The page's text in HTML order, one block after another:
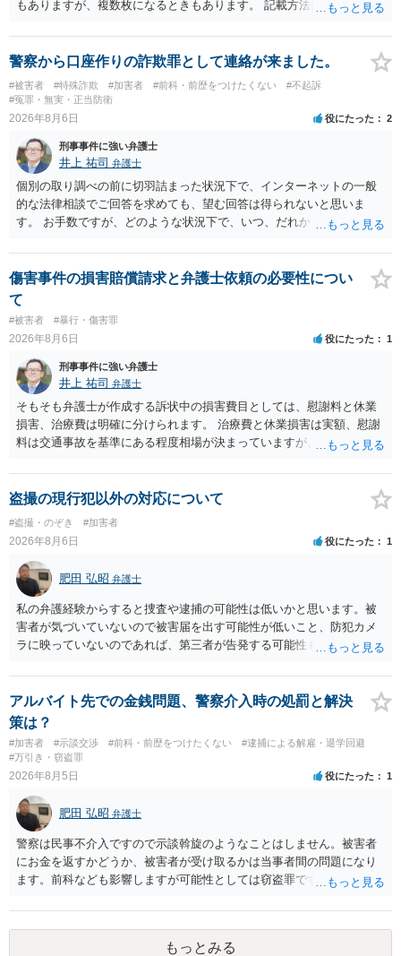
もありますが、複数枚になるときもあります。 記載方法については、
います。 したがいまして、いずれも良いかと考えます。
警察から口座作りの詐欺罪として連絡が来ました。
#被害者 #特殊詐欺 #加害者 #前科・前歴をつけたくない
#不起訴
#冤罪・無実・正当防衛
2026年8月6日 役にたった 2
刑事事件に強い弁護士
井上 祐司 弁護士
個別の取り調べの前に切羽詰まった状況下で、インターネットの一般
的な法律相談でご回答を求めても、望む回答は得られないと思いま
す。 お手数ですが、どのような状況下で、いつ、だれからどのような
の程度だと聞いているのかということについて、お近くで詳細な法律
相談を受けられたうえで対処方法を探された方がよいと思われます。
一般論でいえば、任意取り調べの場合、ＩＣレコーダーを持参して取
り調べ内容を録音することは必須だと考えます。
傷害事件の損害賠償請求と弁護士依頼の必要性につい
て
#被害者 #暴行・傷害罪
2026年8月6日 役にたった 1
刑事事件に強い弁護士
井上 祐司 弁護士
そもそも弁護士が作成する訴状中の損害費目としては、慰謝料と休業
損害、治療費は明確に分けられます。 治療費と休業損害は実額、慰謝
料は交通事故を基準にある程度相場が決まっていますが、全治１０日
ます。 そうすると、弁護士に依頼した場合はおそらく高い確率で費用
倒れ（回収しても全額弁護士費用となる）となる可能性が高いものと
予想します。 本人訴訟で進める場合には、すでに刑事手続が終了して
いる以上、相手方に資力がないことが多く回収できないケースが多い
（そのため、刑事事件の手続き中に、不本意ではあっても加害者の身
体拘束と、処分待ちという状況を利用して、被害弁償を受けておくこ
とが有効である場合が多い）ことを考慮しておく必要があります。
盗撮の現行犯以外の対応について
#盗撮・のぞき #加害者
2026年8月6日 役にたった 1
肥田 弘昭 弁護士
私の弁護経験からすると捜査や逮捕の可能性は低いかと思います。被
害者が気づいていないので被害届を出す可能性が低いこと、防犯カメ
ラに映っていないのであれば、第三者が告発する可能性も低いこと、
座る女性を盗撮(全体像写真1枚と5秒程度の動画)してしまいました。下
着や胸など強調したものではありません。」とありますが、少なくと
も捜査段階では性的姿態等撮影罪の被疑事実で逮捕勾留されるケース
が私の弁護経験では多くなった印象です（最終的には不起訴ないし各
都道府県の迷惑防止条例違反になることもあります）。2度としないこ
とをお勧めいたします。ご参考にしてください。
アルバイト先での金銭問題、警察介入時の処罰と解決
策は？
#加害者 #示談交渉 #前科・前歴をつけたくない
#逮捕による解雇・退学回避
#万引き・窃盗罪
2026年8月5日 役にたった 1
肥田 弘昭 弁護士
警察は民事不介入ですので示談斡旋のようなことはしません。被害者
にお金を返すかどうか、被害者が受け取るかは当事者間の問題になり
ます。前科なども影響しますが可能性としては窃盗罪ですので、逮捕
もっとみる